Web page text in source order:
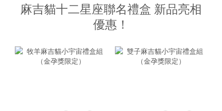
麻吉貓十二星座聯名禮盒 新品亮相
優惠！